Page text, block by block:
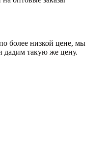
более низкой цене, мы
дадим такую же цену.